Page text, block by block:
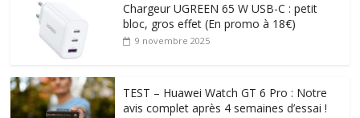
Chargeur UGREEN 65 W USB-C : petit
bloc, gros effet (En promo à 18€)
9 novembre 2025
TEST – Huawei Watch GT 6 Pro : Notre
avis complet après 4 semaines d’essai !